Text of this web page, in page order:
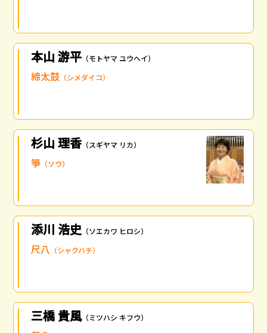
本山 游平 （モトヤマ ユウヘイ）
締太鼓 （シメダイコ）
杉山 理香（スギヤマ リカ）
箏 （ソウ）
添川 浩史 （ソエカワ ヒロシ）
尺八 （シャクハチ）
三橋 貴風（ミツハシ キフウ）